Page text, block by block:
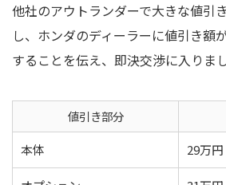
他社のアウトランダーで大きな値引
し、ホンダのディーラーに値引き額
することを伝え、即決交渉に入りまし
値引き部分
本体
29万円